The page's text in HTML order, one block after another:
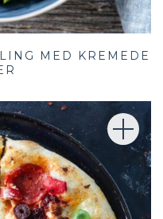
MED KREMEDE